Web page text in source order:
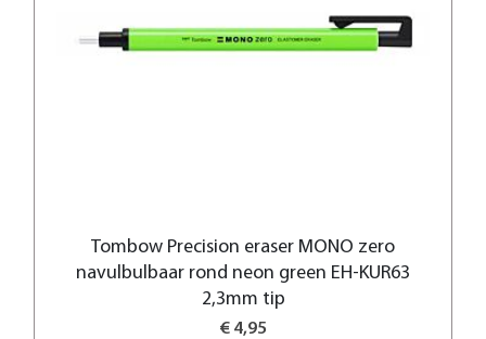
Tombow Precision eraser MONO zero
navulbulbaar rond neon green EH-KUR63
2,3mm tip
€ 4,95